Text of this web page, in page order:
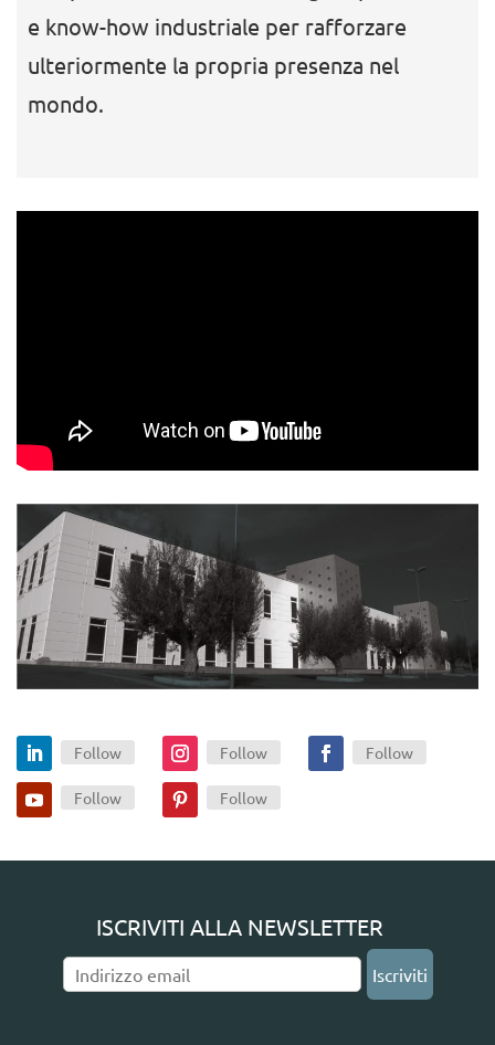
e know-how industriale per rafforzare
ulteriormente la propria presenza nel
mondo.
Follow Follow Follow
Follow Follow
ISCRIVITI ALLA NEWSLETTER